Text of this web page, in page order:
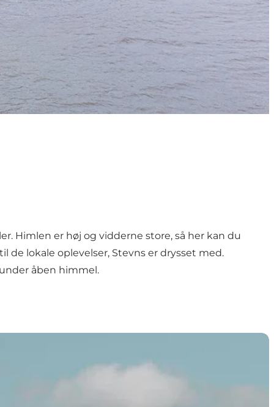
Himlen er høj og vidderne store, så her kan du
de lokale oplevelser, Stevns er drysset med.
åben himmel.